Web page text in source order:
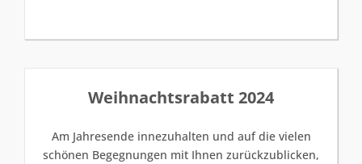
Weihnachtsrabatt 2024
Am Jahresende innezuhalten und auf die vielen
schönen Begegnungen mit Ihnen zurückzublicken,